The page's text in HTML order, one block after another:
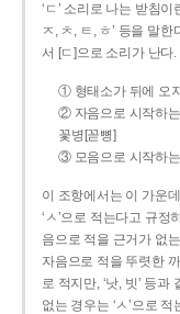
‘ㄷ’ 소리로 나는 받침
ㅈ, ㅊ, ㅌ, ㅎ’ 등을 말
서 [ㄷ]으로 소리가 난다.
① 형태소가 뒤에 오
② 자음으로 시작하
꽃병[꼳뼝]
③ 모음으로 시작하
이 조항에서는 이 가운
‘ㅅ’으로 적는다고 규
음으로 적을 근거가 없
자음으로 적을 뚜렷한
로 적지만, ‘낫, 빗’ 등과
없는 경우는 ‘ㅅ’으로